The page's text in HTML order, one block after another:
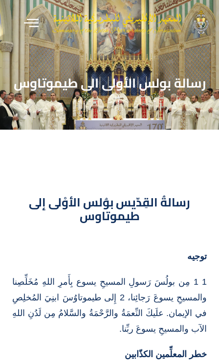
رسالة بولس الأولى الى طيموتاوس
رسالةُ القِدّيس بوُلس الأوْلى إلى
طيموتاوس
توجيه
1 1 مِن بولُسَ رَسولِ المسيحِ يسوع بِأَمرِ اللهِ مُخَلِّصِنا
والمسيحِ يسوعَ رَجائِنا، 2 إِلى طيموتاوُسَ ابنِيَ المُخلِصِ
في الإيمان. علَيكَ النِّعمَةُ والرَّحْمَةُ والسَّلامُ مِن لَدُنِ اللهِ
الآب والمسيحِ يسوعَ ربِّنا.
خطر المعلِّمين الكذّابين